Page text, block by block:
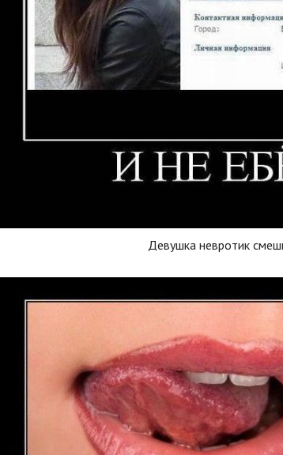
Девушка невротик